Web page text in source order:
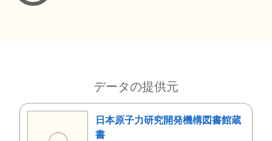
データの提供元
日本原子力研究開発機構図書館蔵
書